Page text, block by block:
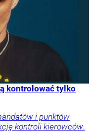
kontrolować tylko
i punktów
kontroli kierowców.